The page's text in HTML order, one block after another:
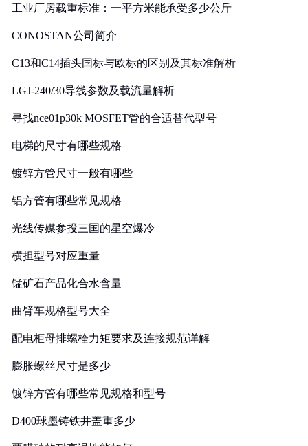
工业厂房载重标准：一平方米能承受多少公斤
CONOSTAN公司简介
C13和C14插头国标与欧标的区别及其标准解析
LGJ-240/30导线参数及载流量解析
寻找nce01p30k MOSFET管的合适替代型号
电梯的尺寸有哪些规格
镀锌方管尺寸一般有哪些
铝方管有哪些常见规格
光线传媒参投三国的星空爆冷
横担型号对应重量
锰矿石产品化合水含量
曲臂车规格型号大全
配电柜母排螺栓力矩要求及连接规范详解
膨胀螺丝尺寸是多少
镀锌方管有哪些常见规格和型号
D400球墨铸铁井盖重多少